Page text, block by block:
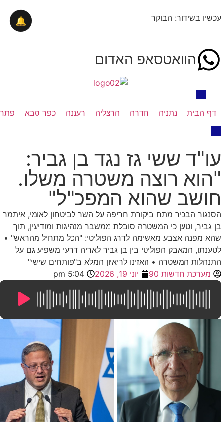
עכשיו בשידור: הבוקר
הוואטסאפ האדום
דף הבית נתניה חדרה הרצליה רעננה כפר סבא
עו"ד ששי גז נגד בן גביר:
"הוא רוצה משטרה משלו.
חושב שהוא המפכ"ל"
הסנגור הבכיר מתח ביקורת חריפה על השר לביטחון לאומי, איתמר
בן גביר, וטען כי המשטרה סובלת ממשבר מנהיגות ומודיעין, תוך
שהא מפנה אצבע מאשימה לדרג הפוליטי: "הכל מתחיל מהראש" •
לטענתו, המאבק הפוליטי בין בן גביר לאריה דרעי משפיע גם על
התנהלות המשטרה • האזינו לריאיון המלא ב"פותחים שישי"
מערכת חדשות 90
יוני 19, 2026 5:04 pm
🔔